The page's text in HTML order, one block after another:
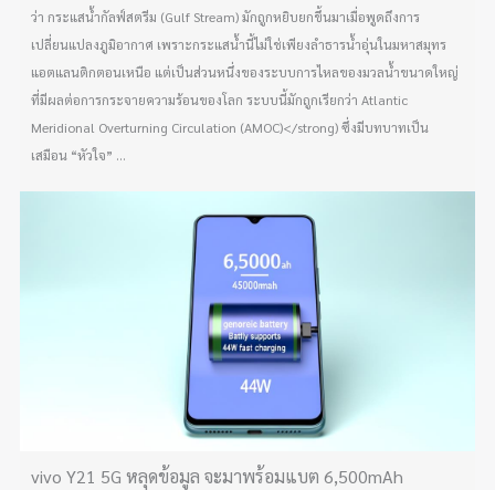
ว่า กระแสน้ำกัลฟ์สตรีม (Gulf Stream) มักถูกหยิบยกขึ้นมาเมื่อพูดถึงการ
เปลี่ยนแปลงภูมิอากาศ เพราะกระแสน้ำนี้ไม่ใช่เพียงลำธารน้ำอุ่นในมหาสมุทร
แอตแลนติกตอนเหนือ แต่เป็นส่วนหนึ่งของระบบการไหลของมวลน้ำขนาดใหญ่
ที่มีผลต่อการกระจายความร้อนของโลก ระบบนี้มักถูกเรียกว่า Atlantic
Meridional Overturning Circulation (AMOC)</strong) ซึ่งมีบทบาทเป็น
เสมือน “หัวใจ” ...
vivo Y21 5G หลุดข้อมูล จะมาพร้อมแบต 6,500mAh